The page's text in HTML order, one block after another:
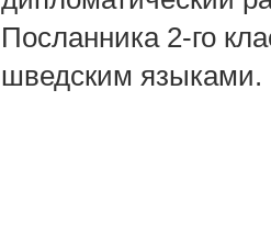
Посланника 2-го
шведским языками.